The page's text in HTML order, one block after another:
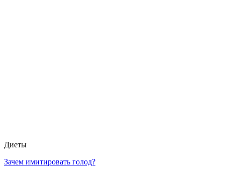
Диеты
Зачем имитировать голод?